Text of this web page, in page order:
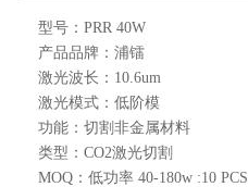
型号： PRR 40W
产品品牌： 浦镭
激光波长： 10.6um
激光模式： 低阶模
功能： 切割非金属材料
类型： CO2激光切割
MOQ： 低功率 40-180w :10 PCS